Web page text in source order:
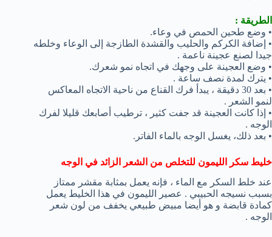
الطريقة :
• وضع طحين الحمص في وعاء.
• إضافة الكركم والحليب والقشدة الطازجة إلى الوعاء وخلطه
جيدا لصنع عجينة ناعمة .
• وضع العجينة على وجهك في اتجاه نمو شعرك.
• يترك لمدة نصف ساعة .
• بعد 30 دقيقة ، يبدأ فرك القناع من ناحية الاتجاه المعاكس
لنمو الشعر .
• إذا كانت العجينة قد جفت كثير ، ترطيب أصابعك قليلا لفرك
الوجه .
• بعد ذلك، يغسل الوجه بالماء الفاتر.
خليط سكر الليمون للتخلص من الشعر الزائد في الوجه
عند خلط السكر مع الماء ، فإنه يعمل بمثابة مقشر ممتاز
بسبب نسيجه الحبيبي . عصير الليمون في هذا الخليط يعمل
كمادة قابضة و هو أيضا مبيض طبيعي يخفف من لون شعر
الوجه .